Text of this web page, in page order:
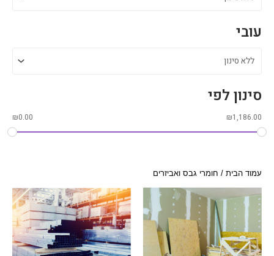
עובי
סינון לפי
₪0.00 ₪1,186.00
עמוד הבית / חומרי גבס ואביזרים